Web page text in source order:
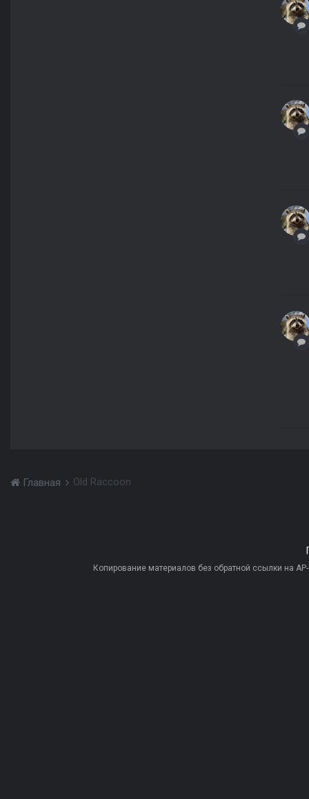
Главная Old Raccoon
Копирование материалов без обратной ссылки на